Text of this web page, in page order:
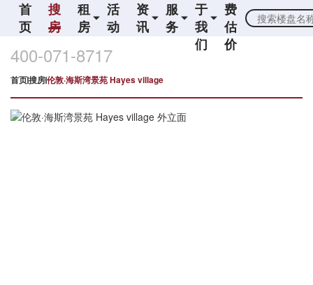
首
页
搜
房
租
房
活
动
资
讯
服
务
于
我
们
费
估
价
400-071-8717
首页搜房伦敦·海斯湾景苑 Hayes village